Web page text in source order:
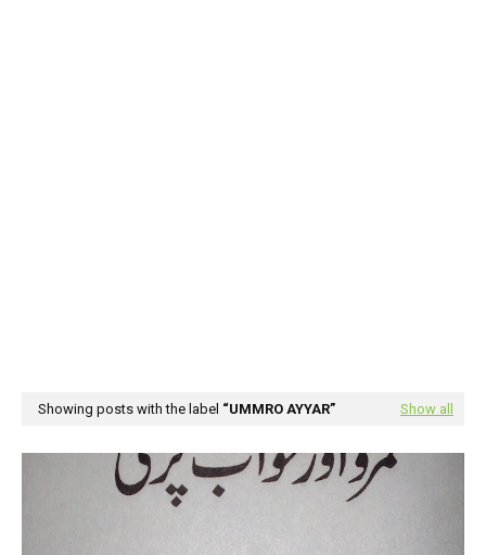
Showing posts with the label UMMRO AYYAR Show all